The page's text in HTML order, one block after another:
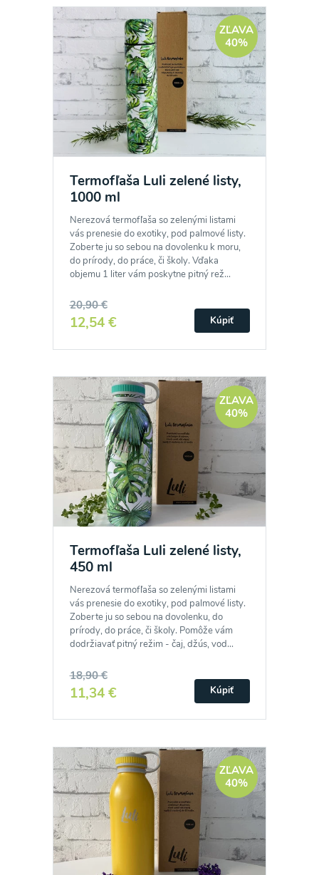
ZĽAVA
40%
Termofľaša Luli zelené listy,
1000 ml
Nerezová termofľaša so zelenými listami
vás prenesie do exotiky, pod palmové listy.
Zoberte ju so sebou na dovolenku k moru,
do prírody, do práce, či školy. Vďaka
objemu 1 liter vám poskytne pitný rež...
20,90 €
12,54 € Kúpiť
ZĽAVA
40%
Termofľaša Luli zelené listy,
450 ml
Nerezová termofľaša so zelenými listami
vás prenesie do exotiky, pod palmové listy.
Zoberte ju so sebou na dovolenku, do
prírody, do práce, či školy. Pomôže vám
dodržiavať pitný režim - čaj, džús, vod...
18,90 €
11,34 € Kúpiť
ZĽAVA
40%